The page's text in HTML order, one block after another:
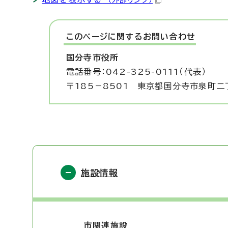
このページに関する お問い合わせ
国分寺市役所
電話番号：042-325-0111（代表）
〒185－8501 東京都国分寺市泉町二
施設情報
市関連施設